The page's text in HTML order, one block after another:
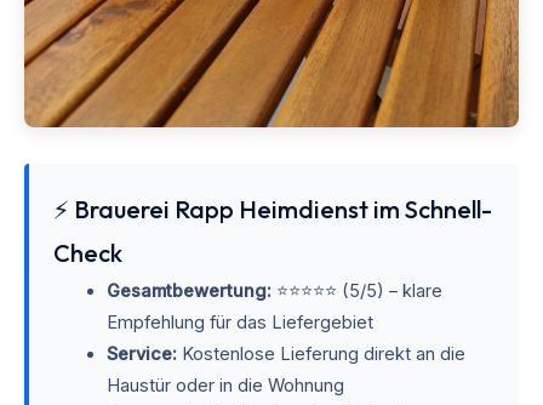
⚡ Brauerei Rapp Heimdienst im Schnell-
Check
Gesamtbewertung:⭐⭐⭐⭐⭐ (5/5) – klare
Empfehlung für das Liefergebiet
Service:Kostenlose Lieferung direkt an die
Haustür oder in die Wohnung